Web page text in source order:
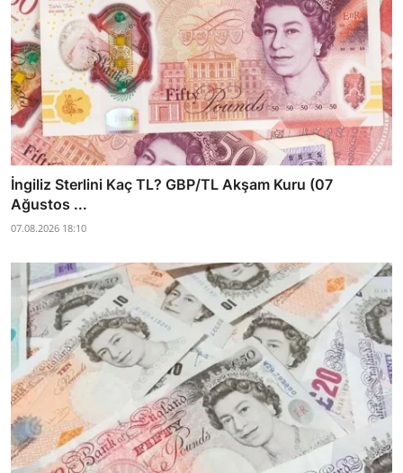
İngiliz Sterlini Kaç TL? GBP/TL Akşam Kuru (07
Ağustos ...
07.08.2026 18:10